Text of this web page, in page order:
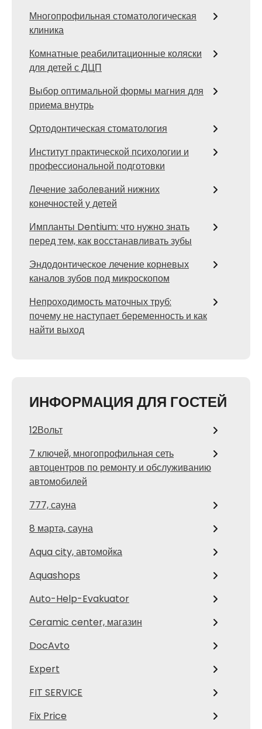
Многопрофильная стоматологическая
клиника
Комнатные реабилитационные коляски
для детей с ДЦП
Выбор оптимальной формы магния для
приема внутрь
Ортодонтическая стоматология
Институт практической психологии и
профессиональной подготовки
Лечение заболеваний нижних
конечностей у детей
Импланты Dentium: что нужно знать
перед тем, как восстанавливать зубы
Эндодонтическое лечение корневых
каналов зубов под микроскопом
Непроходимость маточных труб:
почему не наступает беременность и как
найти выход
ИНФОРМАЦИЯ ДЛЯ ГОСТЕЙ
12Вольт
7 ключей, многопрофильная сеть
автоцентров по ремонту и обслуживанию
автомобилей
777, сауна
8 марта, сауна
Aqua city, автомойка
Aquashops
Auto-Help-Evakuator
Ceramic center, магазин
DocAvto
Expert
FIT SERVICE
Fix Price